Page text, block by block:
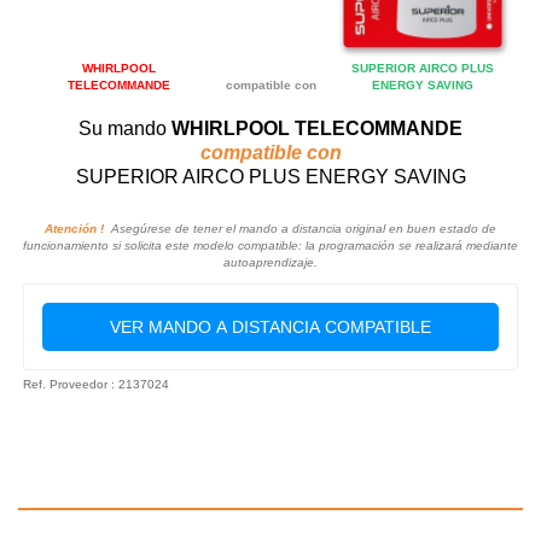
WHIRLPOOL
TELECOMMANDE
compatible con
SUPERIOR AIRCO PLUS
ENERGY SAVING
Su mando WHIRLPOOL TELECOMMANDE
compatible con
SUPERIOR AIRCO PLUS ENERGY SAVING
Atención ! Asegúrese de tener el mando a distancia original en buen estado de
funcionamiento si solicita este modelo compatible: la programación se realizará mediante
autoaprendizaje.
VER MANDO A DISTANCIA COMPATIBLE
Ref. Proveedor : 2137024